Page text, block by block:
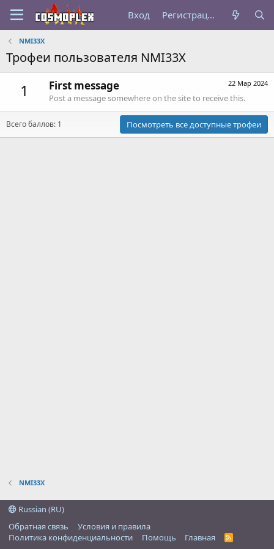
Вход Регистрация
NMI33X
Трофеи пользователя NMI33X
1 22 Мар 2024
First message
Post a message somewhere on the site to receive this.
Всего баллов: 1 Посмотреть все доступные трофеи
NMI33X
Russian (RU)
Обратная связь
Условия и правила
Политика конфиденциальности
Помощь Главная
R